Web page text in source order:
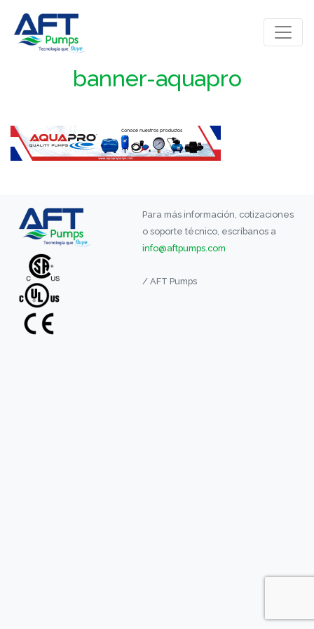
banner-aquapro
Para más información, cotizaciones
o soporte técnico, escríbanos a
info@aftpumps.com
/ AFT Pumps